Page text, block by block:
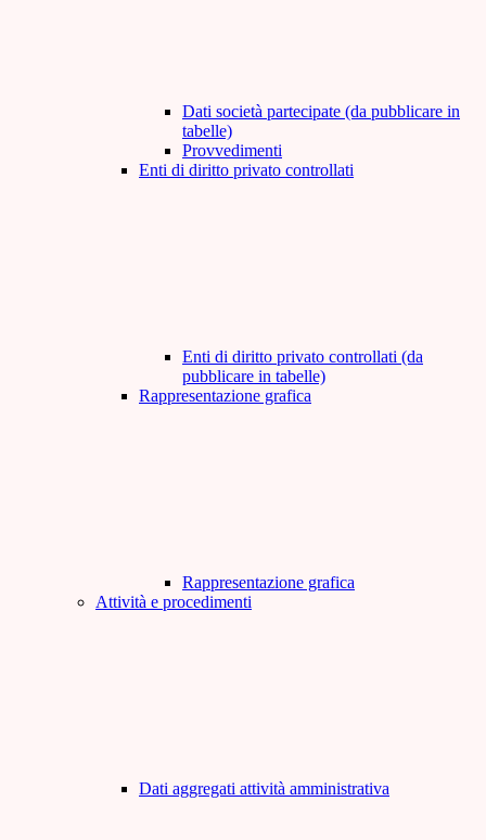
Dati società partecipate (da pubblicare in
tabelle)
Provvedimenti
Enti di diritto privato controllati
Enti di diritto privato controllati (da
pubblicare in tabelle)
Rappresentazione grafica
Rappresentazione grafica
Attività e procedimenti
Dati aggregati attività amministrativa